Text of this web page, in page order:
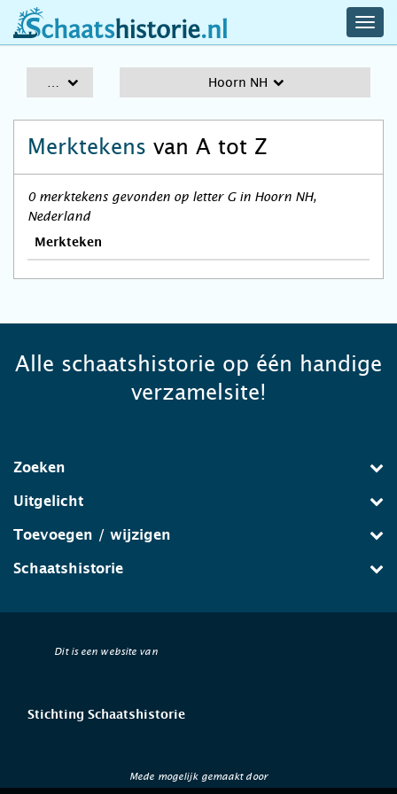
schaatshistorie.nl
Hoorn NH
Merktekens van A tot Z
0 merktekens gevonden op letter G in Hoorn NH,
Nederland
Merkteken
Alle schaatshistorie op één handige
verzamelsite!
Zoeken
Uitgelicht
Toevoegen / wijzigen
Schaatshistorie
Dit is een website van
Stichting Schaatshistorie
Mede mogelijk gemaakt door